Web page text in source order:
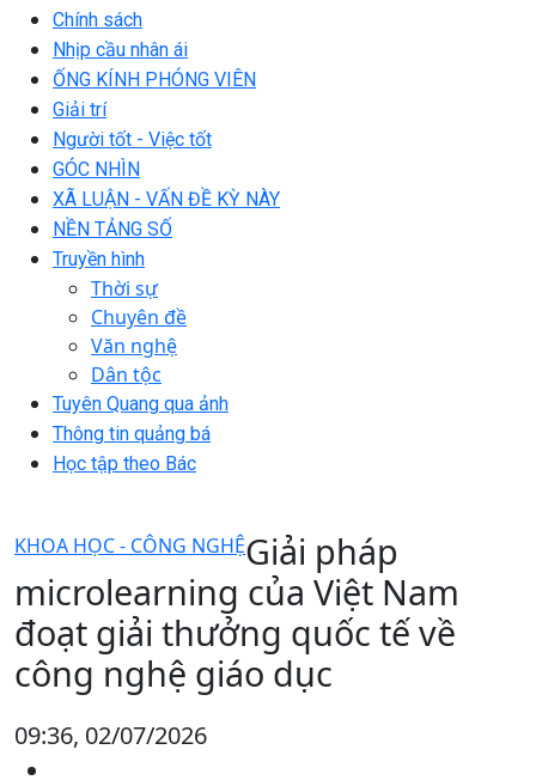
Chính sách
Nhịp cầu nhân ái
ỐNG KÍNH PHÓNG VIÊN
Giải trí
Người tốt - Việc tốt
GÓC NHÌN
XÃ LUẬN - VẤN ĐỀ KỲ NÀY
NỀN TẢNG SỐ
Truyền hình
Thời sự
Chuyên đề
Văn nghệ
Dân tộc
Tuyên Quang qua ảnh
Thông tin quảng bá
Học tập theo Bác
KHOA HỌC - CÔNG NGHỆGiải pháp
microlearning của Việt Nam
đoạt giải thưởng quốc tế về
công nghệ giáo dục
09:36, 02/07/2026